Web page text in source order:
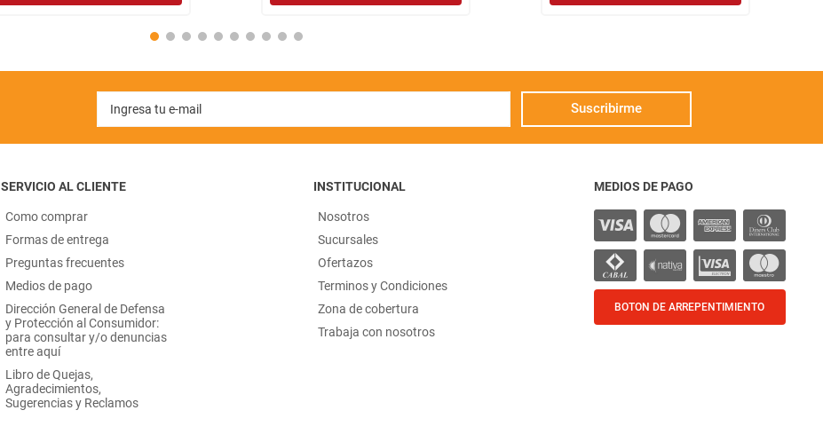
Suscribirme
SERVICIO AL CLIENTE
Como comprar
Formas de entrega
Preguntas frecuentes
Medios de pago
Dirección General de Defensa
y Protección al Consumidor:
para consultar y/o denuncias
entre aquí
Libro de Quejas,
Agradecimientos,
Sugerencias y Reclamos
INSTITUCIONAL
Nosotros
Sucursales
Ofertazos
Terminos y Condiciones
Zona de cobertura
Trabaja con nosotros
MEDIOS DE PAGO
BOTON DE ARREPENTIMIENTO